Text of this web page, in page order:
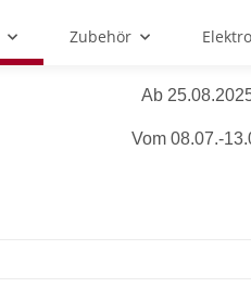
Zubehör
Ab
Vom 08.07.-